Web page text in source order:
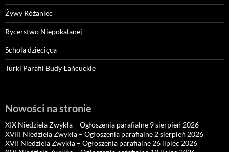
Żywy Różaniec
Rycerstwo Niepokalanej
Schola dziecięca
Turki Parafii Budy Łańcuckie
Nowości na stronie
XIX Niedziela Zwykła – Ogłoszenia parafialne 9 sierpień 2026
XVIII Niedziela Zwykła – Ogłoszenia parafialne 2 sierpień 2026
XVII Niedziela Zwykła – Ogłoszenia parafialne 26 lipiec 2026